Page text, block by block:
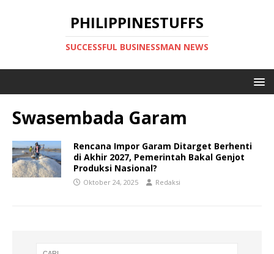
PHILIPPINESTUFFS
SUCCESSFUL BUSINESSMAN NEWS
Swasembada Garam
Rencana Impor Garam Ditarget Berhenti
di Akhir 2027, Pemerintah Bakal Genjot
Produksi Nasional?
Oktober 24, 2025 Redaksi